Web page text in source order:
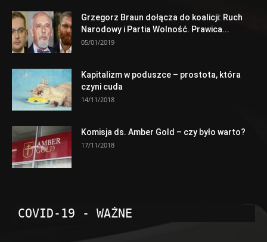
Grzegorz Braun dołącza do koalicji: Ruch
Narodowy i Partia Wolność. Prawica...
05/01/2019
Kapitalizm w poduszce – prostota, która
czyni cuda
14/11/2018
Komisja ds. Amber Gold – czy było warto?
17/11/2018
COVID-19 - WAŻNE